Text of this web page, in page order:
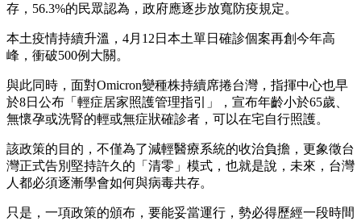
存，56.3%的民眾認為，政府應逐步放寬防疫規定。
本土疫情持續升溫，4月12日本土單日確診個案再創今年高
峰，衝破500例大關。
與此同時，面對Omicron變種株持續席捲台灣，指揮中心也早
於8日公布「輕症居家照護管理指引」，宣布年齡小於65歲、
無懷孕或洗腎的輕或無症狀確診者，可以在宅自行照護。
該政策的目的，不僅為了減輕醫療系統的收治負擔，更象徵台
灣正式告別堅持許久的「清零」模式，也就是說，未來，台灣
人都必須逐漸學會如何與病毒共存。
只是，一項政策的頒布，要能妥當運行，勢必得歷經一段時間